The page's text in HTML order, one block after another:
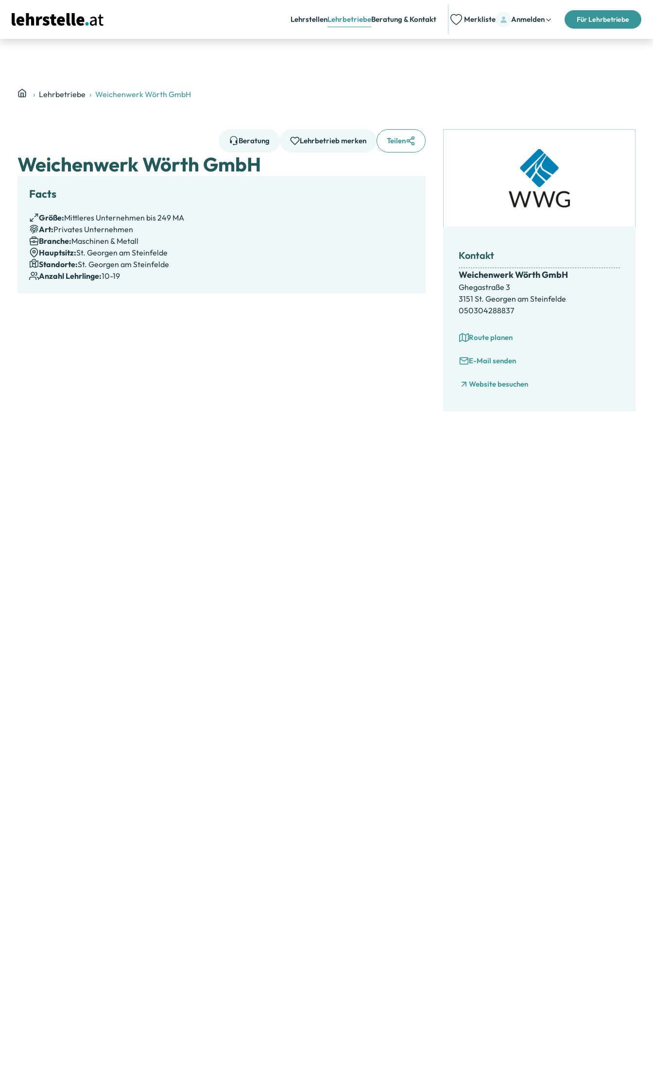
LehrstellenLehrbetriebeBeratung & Kontakt Merkliste Anmelden Für Lehrbetriebe
Lehrbetriebe Weichenwerk Wörth GmbH
Beratung Lehrbetrieb merken Teilen
Weichenwerk Wörth GmbH
Facts
Größe:Mittleres Unternehmen bis 249 MA
Art:Privates Unternehmen
Branche:Maschinen & Metall
Hauptsitz:St. Georgen am Steinfelde
Standorte:St. Georgen am Steinfelde
Anzahl Lehrlinge:10-19
Kontakt
Weichenwerk Wörth GmbH
Ghegastraße 3
3151 St. Georgen am Steinfelde
050304288837
Route planen
E-Mail senden
Website besuchen